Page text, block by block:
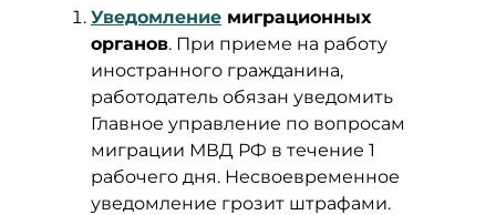
Уведомление миграционных
органов. При приеме на работу
иностранного гражданина,
работодатель обязан уведомить
Главное управление по вопросам
миграции МВД РФ в течение 1
рабочего дня. Несвоевременное
уведомление грозит штрафами.